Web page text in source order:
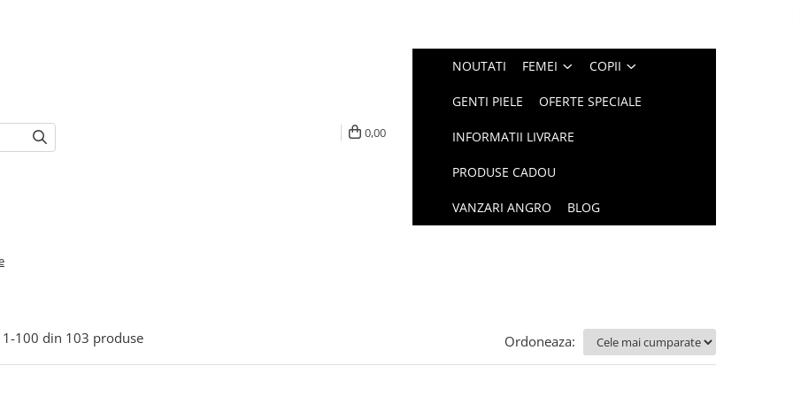
0,00
NOUTATI FEMEI COPII
GENTI PIELE OFERTE SPECIALE
INFORMATII LIVRARE
PRODUSE CADOU
VANZARI ANGRO BLOG
1-100 din 103 produse Ordoneaza: